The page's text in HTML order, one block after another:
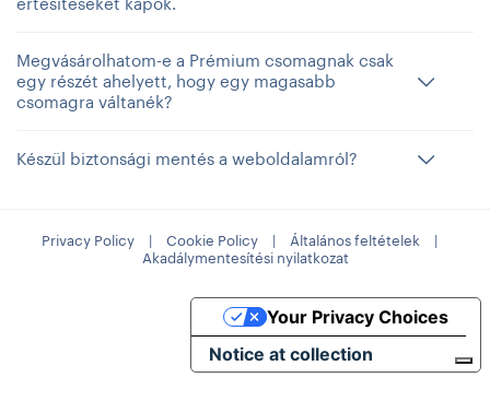
Megvásárolhatom-e a Prémium csomagnak csak
egy részét ahelyett, hogy egy magasabb
csomagra váltanék?
Készül biztonsági mentés a weboldalamról?
Privacy Policy | Cookie Policy | Általános feltételek
|
Akadálymentesítési nyilatkozat
Notice at collection
Your Privacy Choices